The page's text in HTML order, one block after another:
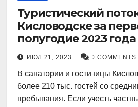
Туристический
Кисловодске за
полугодие 2023
рекордный рост в 21
ИЮЛ 21, 2023 0 COMMENTS
В санатории и гостиницы
более 210 тыс. гостей со
пребывания. Если учесть